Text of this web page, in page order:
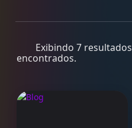
Exibindo 7 resultados
encontrados.